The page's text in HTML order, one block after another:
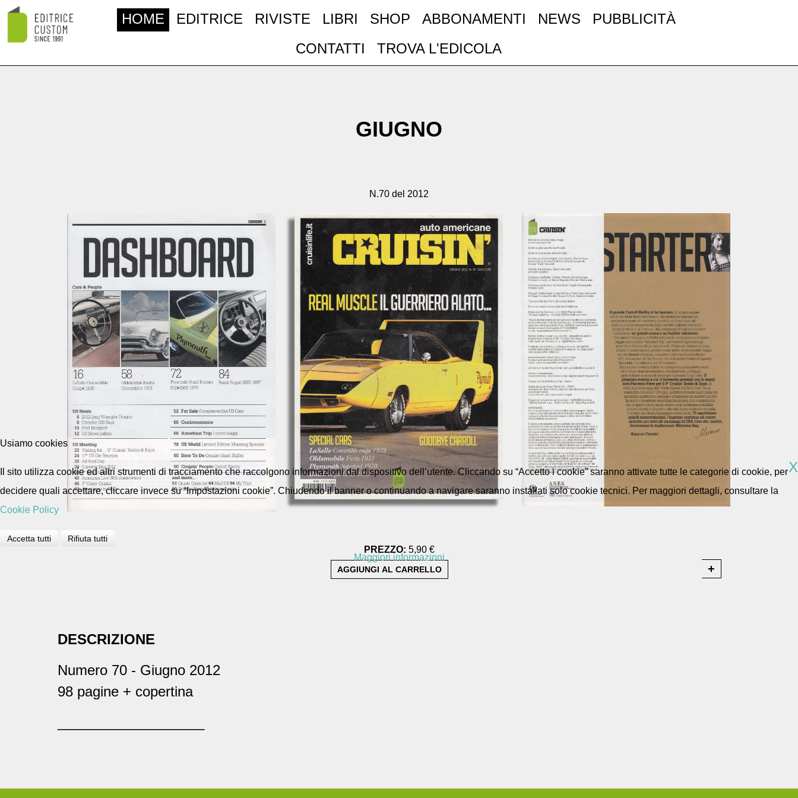
HOME EDITRICE RIVISTE LIBRI SHOP ABBONAMENTI NEWS
PUBBLICITÀ
CONTATTI
TROVA L'EDICOLA
GIUGNO
N.70 del 2012
PREZZO: 5,90 €
DESCRIZIONE
Numero 70 - Giugno 2012
98 pagine + copertina
Usiamo cookies
X
Il sito utilizza cookie ed altri strumenti di tracciamento che raccolgono informazioni dal dispositivo dell’utente. Cliccando su “Accetto i cookie” saranno attivate tutte le categorie di cookie, per
decidere quali accettare, cliccare invece su “Impostazioni cookie”. Chiudendo il banner o continuando a navigare saranno installati solo cookie tecnici. Per maggiori dettagli, consultare la
Cookie Policy
Accetta tutti Rifiuta tutti
Maggiori informazioni